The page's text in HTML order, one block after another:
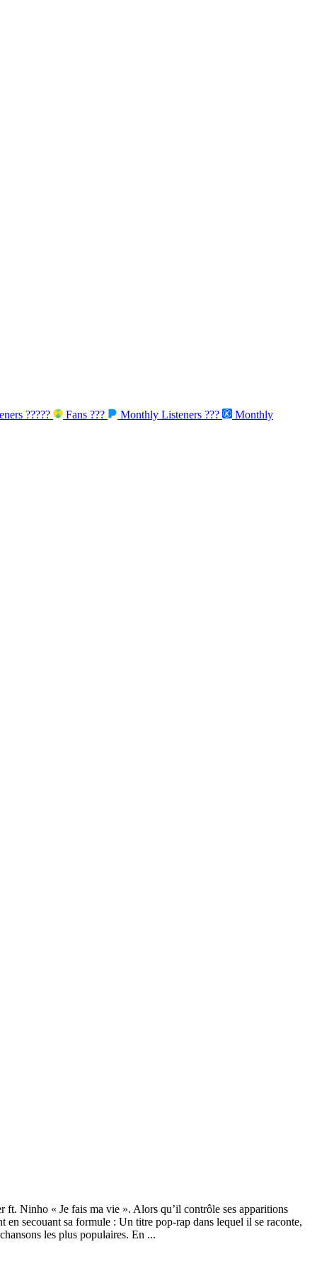
????? Fans ??? Monthly Listeners ??? Monthly
ft. Ninho « Je fais ma vie ». Alors qu’il contrôle ses apparitions
secouant sa formule : Un titre pop-rap dans lequel il se raconte,
les plus populaires. En ...